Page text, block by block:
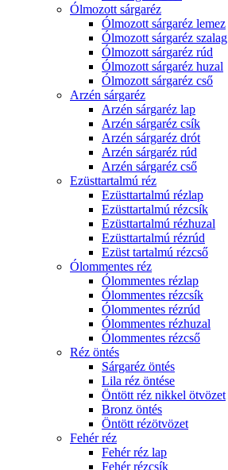
Ólmozott sárgaréz
Ólmozott sárgaréz lemez
Ólmozott sárgaréz szalag
Ólmozott sárgaréz rúd
Ólmozott sárgaréz huzal
Ólmozott sárgaréz cső
Arzén sárgaréz
Arzén sárgaréz lap
Arzén sárgaréz csík
Arzén sárgaréz drót
Arzén sárgaréz rúd
Arzén sárgaréz cső
Ezüsttartalmú réz
Ezüsttartalmú rézlap
Ezüsttartalmú rézcsík
Ezüsttartalmú rézhuzal
Ezüsttartalmú rézrúd
Ezüst tartalmú rézcső
Ólommentes réz
Ólommentes rézlap
Ólommentes rézcsík
Ólommentes rézrúd
Ólommentes rézhuzal
Ólommentes rézcső
Réz öntés
Sárgaréz öntés
Lila réz öntése
Öntött réz nikkel ötvözet
Bronz öntés
Öntött rézötvözet
Fehér réz
Fehér réz lap
Fehér rézcsík